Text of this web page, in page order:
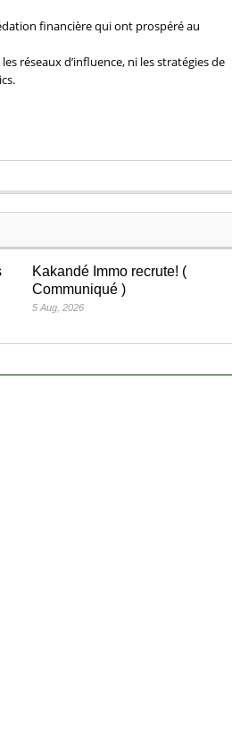
financière qui ont prospéré au
réseaux d’influence, ni les stratégies de
Kakandé Immo recrute! (
Communiqué )
5 Aug, 2026